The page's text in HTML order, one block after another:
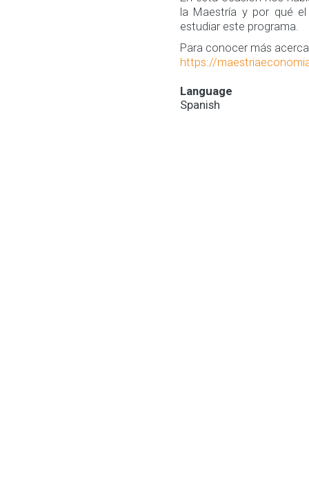
la Maestría y por qué
estudiar este programa.
Para conocer más
https://
Language
Spanish